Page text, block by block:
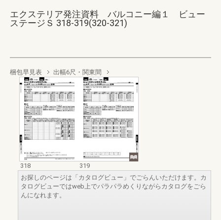
エクステリア発注資料 バルコニー編１ ビュー
ステージＳ 318-319(320-321)
梱包早見表 出幅6尺・関東間
318
319
お探しのページは「カタログビュー」でごらんいただけます。カ
タログビューではweb上でパラパラめくりながらカタログをごら
んになれます。